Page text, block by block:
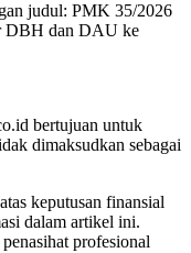
judul: PMK 35/2026
DBH dan DAU ke
bertujuan untuk
dimaksudkan sebagai
keputusan finansial
dalam artikel ini.
profesional